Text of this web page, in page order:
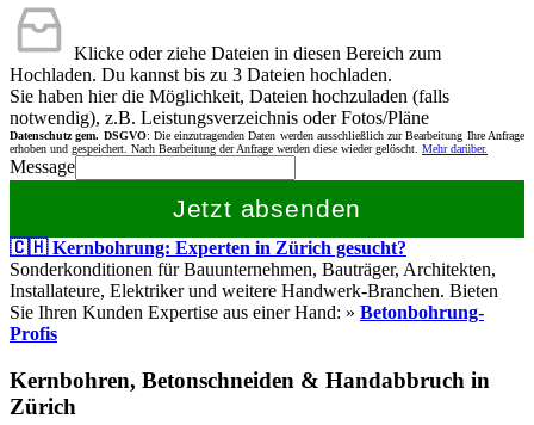
Klicke oder ziehe Dateien in diesen Bereich zum
Hochladen. Du kannst bis zu 3 Dateien hochladen.
Sie haben hier die Möglichkeit, Dateien hochzuladen (falls
notwendig), z.B. Leistungsverzeichnis oder Fotos/Pläne
Datenschutz gem. DSGVO: Die einzutragenden Daten werden ausschließlich zur Bearbeitung Ihre Anfrage
erhoben und gespeichert. Nach Bearbeitung der Anfrage werden diese wieder gelöscht. Mehr darüber.
Message
Jetzt absenden
🇨🇭 Kernbohrung: Experten in Zürich gesucht?
Sonderkonditionen für Bauunternehmen, Bauträger, Architekten,
Installateure, Elektriker und weitere Handwerk-Branchen. Bieten
Sie Ihren Kunden Expertise aus einer Hand: » Betonbohrung-
Profis
Kernbohren, Betonschneiden & Handabbruch in
Zürich